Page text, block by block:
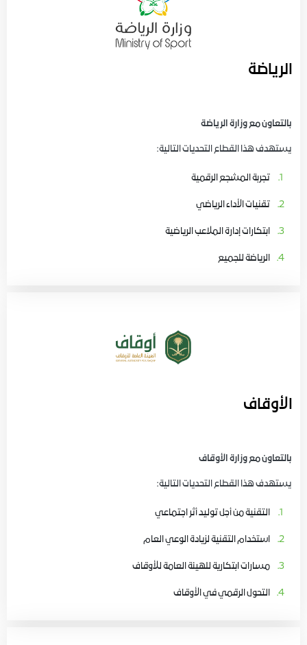
الرياضة
بالتعاون مع وزارة الرياضة
يستهدف هذا القطاع التحديات التالية:
تجربة المشجع الرقمية
تقنيات الأداء الرياضي
ابتكارات إدارة الملاعب الرياضية
الرياضة للجميع
الأوقاف
بالتعاون مع وزارة الأوقاف
يستهدف هذا القطاع التحديات التالية:
التقنية من أجل توليد أثر اجتماعي
استخدام التقنية لزيادة الوعي العام
مسارات ابتكارية للهيئة العامة للأوقاف
التحول الرقمي في الأوقاف